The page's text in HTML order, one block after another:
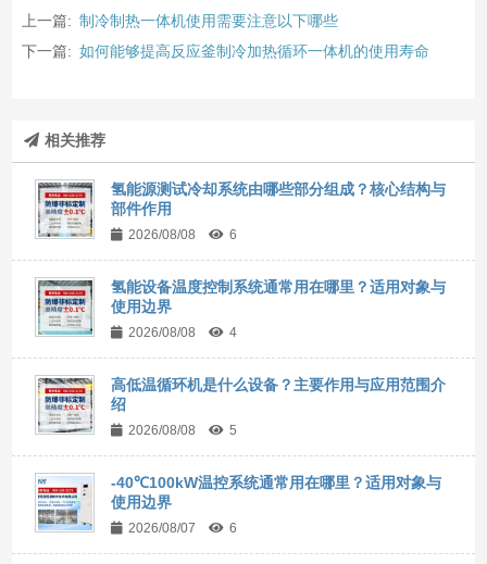
上一篇: 制冷制热一体机使用需要注意以下哪些
下一篇: 如何能够提高反应釜制冷加热循环一体机的使用寿命
相关推荐
氢能源测试冷却系统由哪些部分组成？核心结构与
部件作用
2026/08/08 6
氢能设备温度控制系统通常用在哪里？适用对象与
使用边界
2026/08/08 4
高低温循环机是什么设备？主要作用与应用范围介
绍
2026/08/08 5
-40℃100kW温控系统通常用在哪里？适用对象与
使用边界
2026/08/07 6